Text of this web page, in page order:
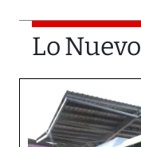
Lo Nuevo